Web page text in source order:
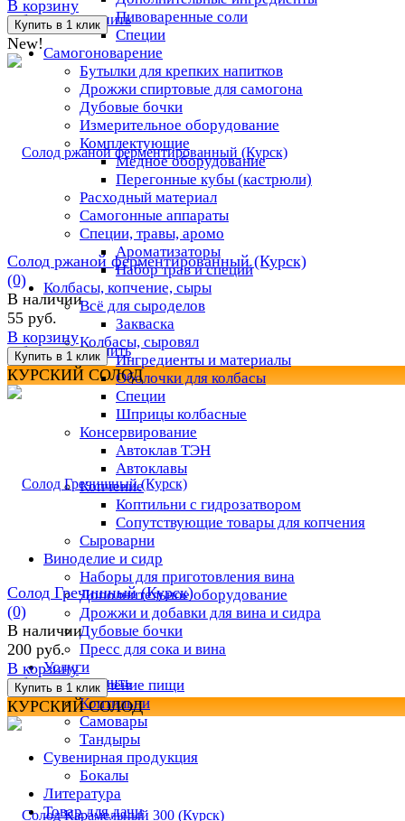
Пивоваренные соли
Специи
Самогоноварение
Бутылки для крепких напитков
Дрожжи спиртовые для самогона
Дубовые бочки
Измерительное оборудование
Комплектующие
Медное оборудование
Перегонные кубы (кастрюли)
Расходный материал
Самогонные аппараты
Специи, травы, аромо
Ароматизаторы
Набор трав и специй
Колбасы, копчение, сыры
Всё для сыроделов
Закваска
Колбасы, сыровял
Ингредиенты и материалы
Оболочки для колбасы
Специи
Шприцы колбасные
Консервирование
Автоклав ТЭН
Автоклавы
Копчение
Коптильни с гидрозатвором
Сопутствующие товары для копчения
Сыроварни
Виноделие и сидр
Наборы для приготовления вина
Дополнительное оборудование
Дрожжи и добавки для вина и сидра
Дубовые бочки
Пресс для сока и вина
Услуги
Приготовление пищи
Коптильни
Самовары
Тандыры
Сувенирная продукция
Бокалы
Литература
Товар для дачи
избранное сравнить
В корзину
New!
избранное сравнить
Солод ржаной ферментированный (Курск)
(0)
В наличии
55 руб.
В корзину
КУРСКИЙ СОЛОД
избранное сравнить
Солод Гречишный (Курск)
(0)
В наличии
200 руб.
В корзину
КУРСКИЙ СОЛОД